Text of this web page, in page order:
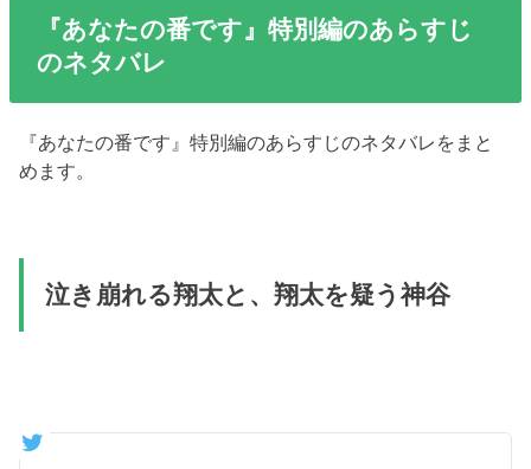
『あなたの番です』特別編のあらすじ
のネタバレ
『あなたの番です』特別編のあらすじのネタバレをまと
めます。
泣き崩れる翔太と、翔太を疑う神谷